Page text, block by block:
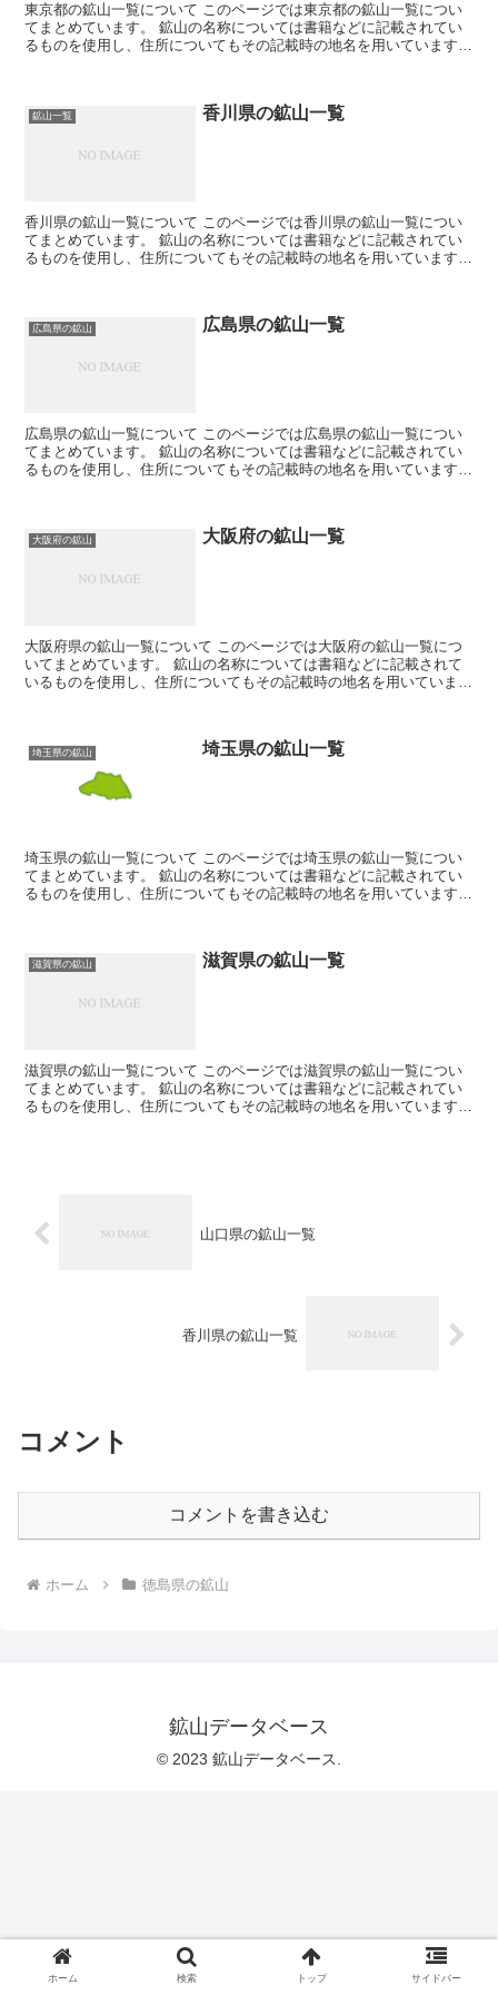
東京都の鉱山一覧について このページでは東京都の鉱山一覧につい
てまとめています。 鉱山の名称については書籍などに記載されてい
るものを使用し、住所についてもその記載時の地名を用いています。
鉱山一覧 香川県の鉱山一覧
香川県の鉱山一覧について このページでは香川県の鉱山一覧につい
てまとめています。 鉱山の名称については書籍などに記載されてい
るものを使用し、住所についてもその記載時の地名を用いています。
広島県の鉱山 広島県の鉱山一覧
広島県の鉱山一覧について このページでは広島県の鉱山一覧につい
てまとめています。 鉱山の名称については書籍などに記載されてい
るものを使用し、住所についてもその記載時の地名を用いています。
大阪府の鉱山 大阪府の鉱山一覧
大阪府県の鉱山一覧について このページでは大阪府の鉱山一覧につ
いてまとめています。 鉱山の名称については書籍などに記載されて
いるものを使用し、住所についてもその記載時の地名を用いていま
埼玉県の鉱山 埼玉県の鉱山一覧
埼玉県の鉱山一覧について このページでは埼玉県の鉱山一覧につい
てまとめています。 鉱山の名称については書籍などに記載されてい
るものを使用し、住所についてもその記載時の地名を用いています。
滋賀県の鉱山 滋賀県の鉱山一覧
滋賀県の鉱山一覧について このページでは滋賀県の鉱山一覧につい
てまとめています。 鉱山の名称については書籍などに記載されてい
るものを使用し、住所についてもその記載時の地名を用いています。
山口県の鉱山一覧
香川県の鉱山一覧
コメント
コメントを書き込む
ホーム 徳島県の鉱山
鉱山データベース
© 2023 鉱山データベース.
ホーム 検索 トップ サイドバー